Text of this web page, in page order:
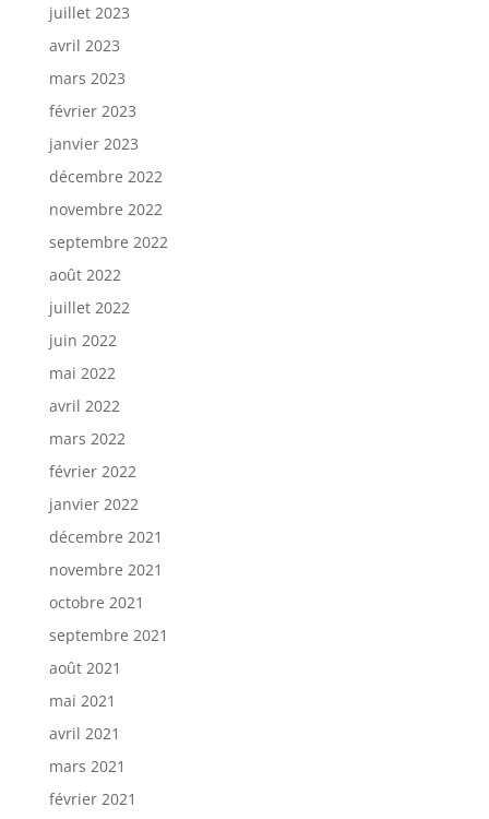
juillet 2023
avril 2023
mars 2023
février 2023
janvier 2023
décembre 2022
novembre 2022
septembre 2022
août 2022
juillet 2022
juin 2022
mai 2022
avril 2022
mars 2022
février 2022
janvier 2022
décembre 2021
novembre 2021
octobre 2021
septembre 2021
août 2021
mai 2021
avril 2021
mars 2021
février 2021